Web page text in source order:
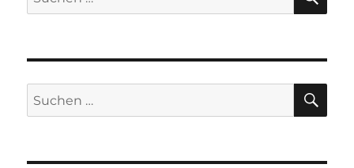
nach:
Suchen
nach: